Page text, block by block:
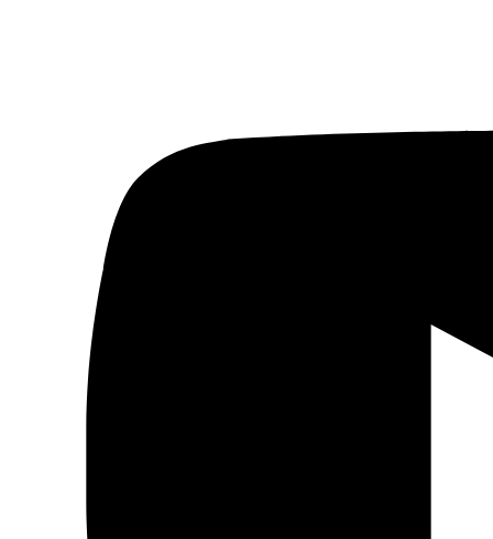
Cine árabe
Literatura árabe
Cómic árabe
Arte urbano
Artes gráficas
Prensa árabe